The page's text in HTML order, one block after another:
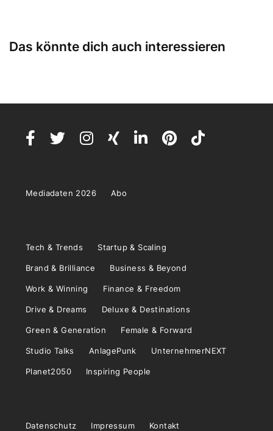
Das könnte dich auch interessieren
Mediadaten 2026 Abo
Tech & Trends Startup & Scaling
Brand & Brilliance Business & Beyond
Work & Winning Finance & Freedom
Drive & Dreams Deluxe & Destinations
Green & Generation Female & Forward
Studio Talks AnlagePunk UnternehmerNEXT
Planet2050 Inspiring People
Datenschutz Impressum Kontakt